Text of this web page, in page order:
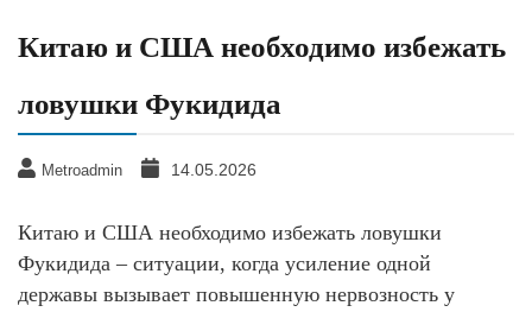
Китаю и США необходимо избежать
ловушки Фукидида
Metroadmin 14.05.2026
Китаю и США необходимо избежать ловушки
Фукидида – ситуации, когда усиление одной
державы вызывает повышенную нервозность у